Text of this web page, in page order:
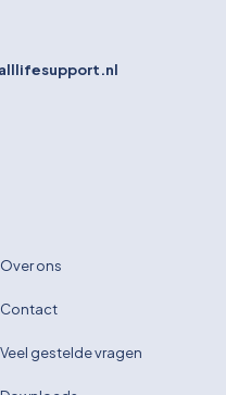
Over ons
Contact
Veel gestelde vragen